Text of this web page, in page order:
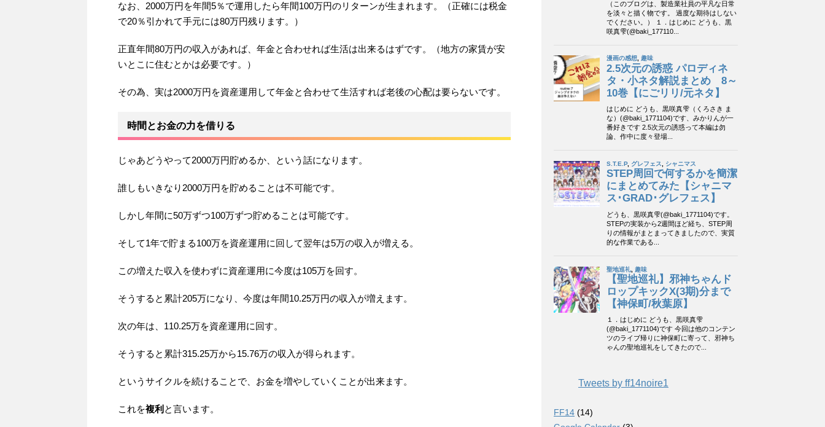
なお、2000万円を年間5％で運用したら年間100万円のリターンが生まれます。（正確には税金
で20％引かれて手元には80万円残ります。）
正直年間80万円の収入があれば、年金と合わせれば生活は出来るはずです。（地方の家賃が安
いとこに住むとかは必要です。）
その為、実は2000万円を資産運用して年金と合わせて生活すれば老後の心配は要らないです。
時間とお金の力を借りる
じゃあどうやって2000万円貯めるか、という話になります。
誰しもいきなり2000万円を貯めることは不可能です。
しかし年間に50万ずつ100万ずつ貯めることは可能です。
そして1年で貯まる100万を資産運用に回して翌年は5万の収入が増える。
この増えた収入を使わずに資産運用に今度は105万を回す。
そうすると累計205万になり、今度は年間10.25万円の収入が増えます。
次の年は、110.25万を資産運用に回す。
そうすると累計315.25万から15.76万の収入が得られます。
というサイクルを続けることで、お金を増やしていくことが出来ます。
これを複利 と言います。
Tweets by ff14noire1
FF14 (14)